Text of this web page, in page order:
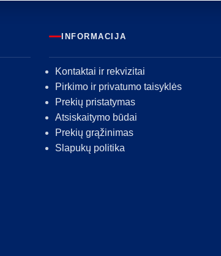
INFORMACIJA
Kontaktai ir rekvizitai
Pirkimo ir privatumo taisyklės
Prekių pristatymas
Atsiskaitymo būdai
Prekių grąžinimas
Slapukų politika